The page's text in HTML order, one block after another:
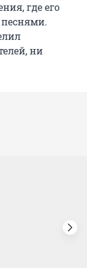
где его
ни